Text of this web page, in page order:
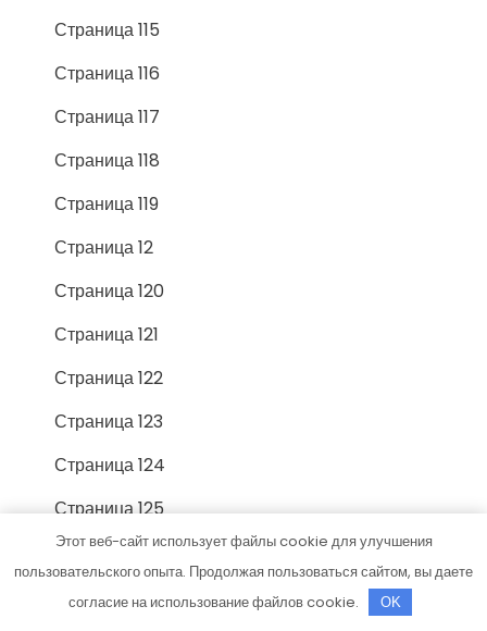
Страница 115
Страница 116
Страница 117
Страница 118
Страница 119
Страница 12
Страница 120
Страница 121
Страница 122
Страница 123
Страница 124
Страница 125
Страница 126
Страница 127
Этот веб-сайт использует файлы cookie для улучшения
пользовательского опыта. Продолжая пользоваться сайтом, вы даете
согласие на использование файлов cookie.
OK